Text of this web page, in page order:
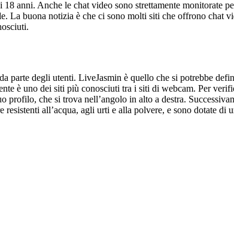
anni. Anche le chat video sono strettamente monitorate
La buona notizia è che ci sono molti siti che offrono chat
parte degli utenti. LiveJasmin è quello che si potrebbe
è uno dei siti più conosciuti tra i siti di webcam. Per
profilo, che si trova nell’angolo in alto a destra.
all’acqua, agli urti e alla polvere, e sono dotate